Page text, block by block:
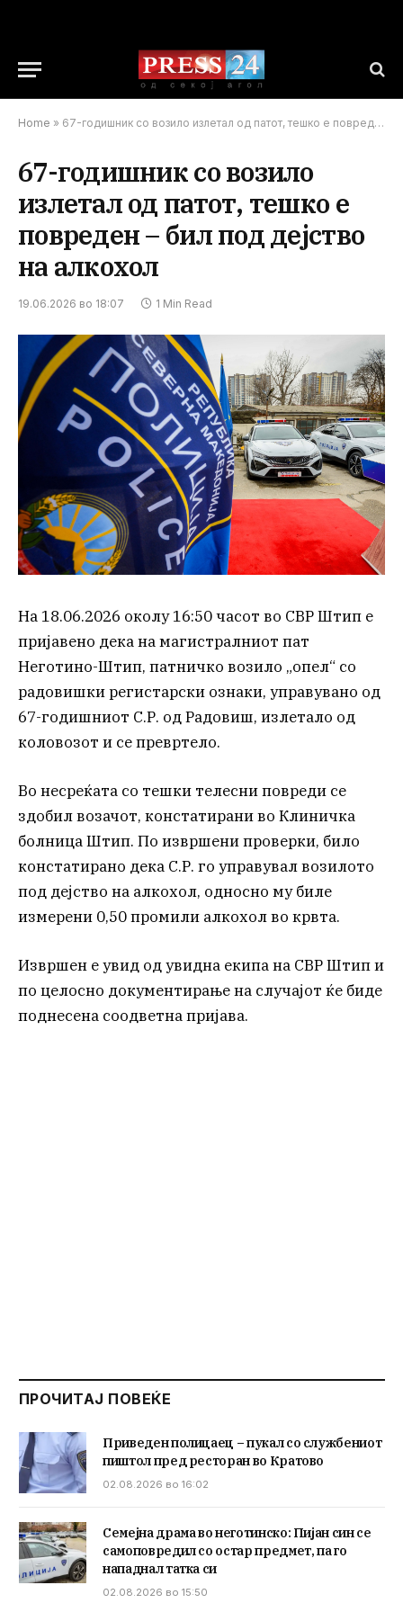
Home » 67-годишник со возило излетал од патот, тешко е повреден – бил под дејство на алкохол
67-годишник со возило
излетал од патот, тешко е
повреден – бил под дејство
на алкохол
19.06.2026 во 18:07 1 Min Read
На 18.06.2026 околу 16:50 часот во СВР Штип е
пријавено дека на магистралниот пат
Неготино-Штип, патничко возило „опел“ со
радовишки регистарски ознаки, управувано од
67-годишниот С.Р. од Радовиш, излетало од
коловозот и се превртело.
Во несреќата со тешки телесни повреди се
здобил возачот, констатирани во Клиничка
болница Штип. По извршени проверки, било
констатирано дека С.Р. го управувал возилото
под дејство на алкохол, односно му биле
измерени 0,50 промили алкохол во крвта.
Извршен е увид од увидна екипа на СВР Штип и
по целосно документирање на случајот ќе биде
поднесена соодветна пријава.
ПРОЧИТАЈ ПОВЕЌЕ
Приведен полицаец – пукал со службениот
пиштол пред ресторан во Кратово
02.08.2026 во 16:02
Семејна драма во неготинско: Пијан син се
самоповредил со остар предмет, па го
нападнал татка си
02.08.2026 во 15:50